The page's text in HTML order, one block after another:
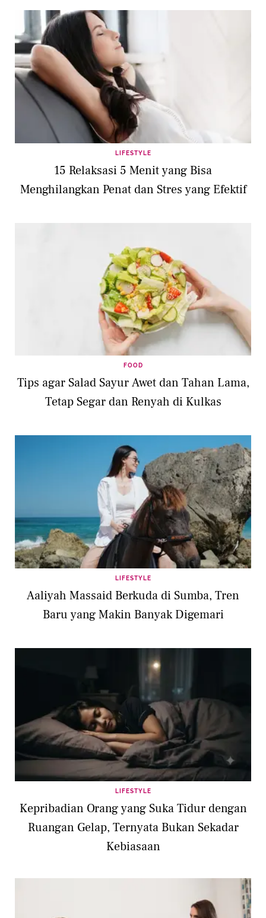
LIFESTYLE
15 Relaksasi 5 Menit yang Bisa
Menghilangkan Penat dan Stres yang Efektif
FOOD
Tips agar Salad Sayur Awet dan Tahan Lama,
Tetap Segar dan Renyah di Kulkas
LIFESTYLE
Aaliyah Massaid Berkuda di Sumba, Tren
Baru yang Makin Banyak Digemari
LIFESTYLE
Kepribadian Orang yang Suka Tidur dengan
Ruangan Gelap, Ternyata Bukan Sekadar
Kebiasaan